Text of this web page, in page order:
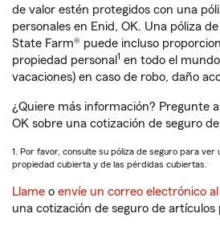
de valor estén protegidos con una
personales en Enid, OK. Una póliza
State Farm® puede incluso
propiedad personal 1 en todo el
vacaciones) en caso de robo, daño
¿Quiere más información? Pregunte
OK sobre una cotización de seguro
1. Por favor, consulte su póliza de seguro para ver
propiedad cubierta y de las pérdidas cubiertas.
Llame o envíe un correo electrónico
una cotización de seguro de artículos